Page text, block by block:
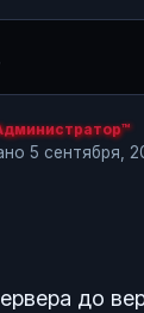
5 сентября,
до